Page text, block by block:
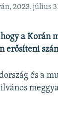
2023. július
a Korán
erősíteni
és a